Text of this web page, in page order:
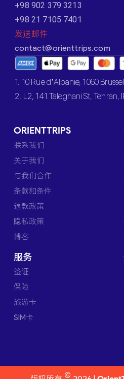
+98 902 379 3213
+98 21 7105 7401
发送邮件
contact@orienttrips.com
1. 10 Rue d’Albanie, 1060
2. L2, 141 Taleghani St, Tehran,
ORIENTTRIPS
联系我们
关于我们
与我们合作
条款和条件
退款政策
隐私政策
博客
服务
签证
保险
旅游卡
SIM卡